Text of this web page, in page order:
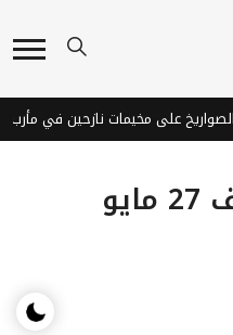
موجز أخبار المنتصف 27 مايو